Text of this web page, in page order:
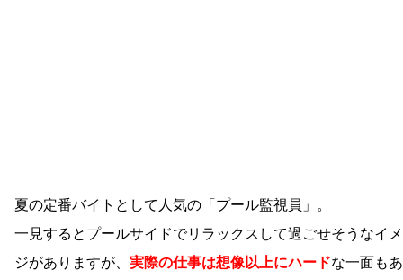
夏の定番バイトとして人気の「プール監視員」。
一見するとプールサイドでリラックスして過ごせそうなイ
ジがありますが、 実際の仕事は想像以上にハードな一面も